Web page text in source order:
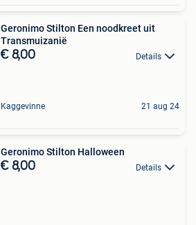
Geronimo Stilton Een noodkreet uit
Transmuizanië
€ 8,00 Details
Kaggevinne 21 aug 24
Geronimo Stilton Halloween
€ 8,00 Details